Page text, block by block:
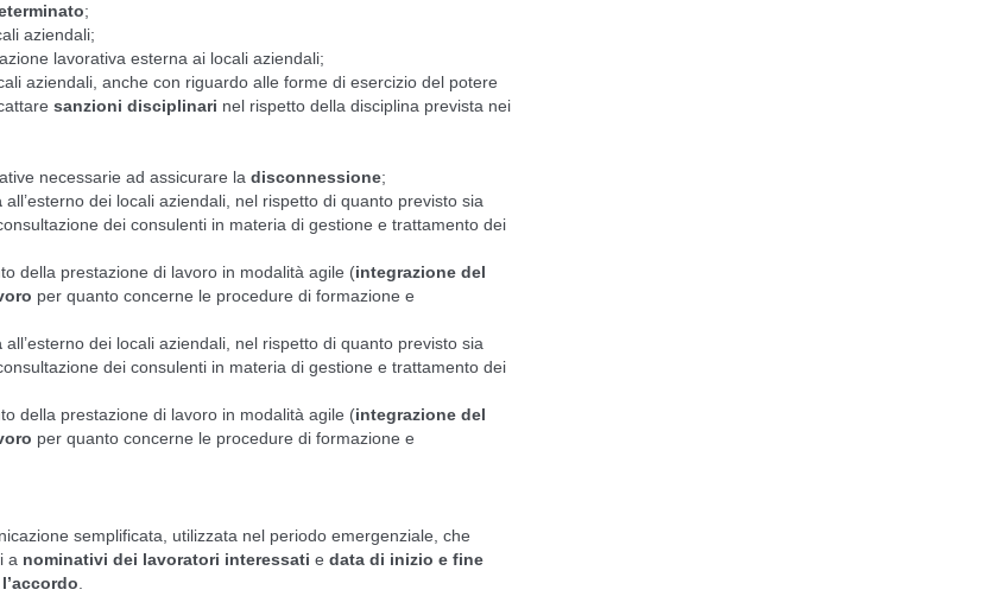
;
aziendali;
lavorativa esterna ai locali aziendali;
aziendali, anche con riguardo alle forme di esercizio del potere
sanzioni disciplinari nel rispetto della disciplina prevista nei
necessarie ad assicurare la disconnessione;
all’esterno dei locali aziendali, nel rispetto di quanto previsto sia
dei consulenti in materia di gestione e trattamento dei
della prestazione di lavoro in modalità agile (integrazione del
per quanto concerne le procedure di formazione e
all’esterno dei locali aziendali, nel rispetto di quanto previsto sia
dei consulenti in materia di gestione e trattamento dei
della prestazione di lavoro in modalità agile (integrazione del
per quanto concerne le procedure di formazione e
semplificata, utilizzata nel periodo emergenziale, che
a nominativi dei lavoratori interessati e data di inizio e fine
.